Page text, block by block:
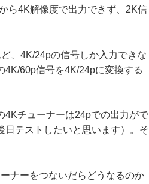
ら4K解像度で出力できず、2K信
、4K/24pの信号しか入力できな
4K/60p信号を4K/24pに変換する
チューナーは24pでの出力がで
日テストしたいと思います）。そ
ナーをつないだらどうなるのか